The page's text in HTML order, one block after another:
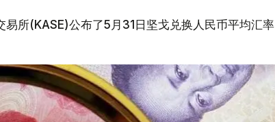
所(KASE)公布了5月31日坚戈兑换人民币平均汇率